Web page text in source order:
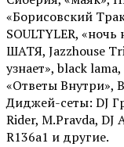
«Борисовский
SOULTYLER,
ШАТЯ, Jazzhouse
узнает», black
«Ответы
Диджей-сеты: DJ
Rider, М.Pravda, DJ
R136a1 и другие.